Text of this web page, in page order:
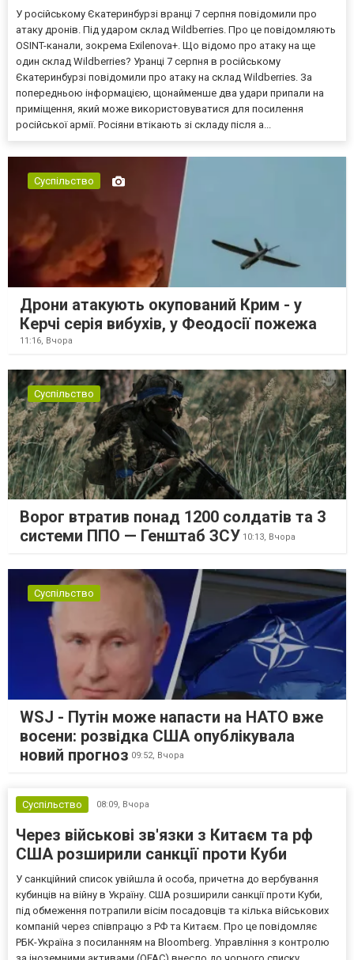
У російському Єкатеринбурзі вранці 7 серпня повідомили про
атаку дронів. Під ударом склад Wildberries. Про це повідомляють
OSINT-канали, зокрема Exilenova+. Що відомо про атаку на ще
один склад Wildberries? Уранці 7 серпня в російському
Єкатеринбурзі повідомили про атаку на склад Wildberries. За
попередньою інформацією, щонайменше два удари припали на
приміщення, який може використовуватися для посилення
російської армії. Росіяни втікають зі складу після а...
Суспільство
Дрони атакують окупований Крим - у
Керчі серія вибухів, у Феодосії пожежа
11:16, Вчора
Суспільство
Ворог втратив понад 1200 солдатів та 3
системи ППО — Генштаб ЗСУ 10:13, Вчора
Суспільство
WSJ - Путін може напасти на НАТО вже
восени: розвідка США опублікувала
новий прогноз 09:52, Вчора
Суспільство 08:09, Вчора
Через військові зв'язки з Китаєм та рф
США розширили санкції проти Куби
У санкційний список увійшла й особа, причетна до вербування
кубинців на війну в Україну. США розширили санкції проти Куби,
під обмеження потрапили вісім посадовців та кілька військових
компаній через співпрацю з РФ та Китаєм. Про це повідомляє
РБК-Україна з посиланням на Bloomberg. Управління з контролю